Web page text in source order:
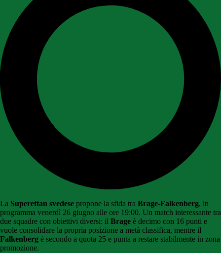
La Superettan svedese propone la sfida tra Brage-Falkenberg, in
programma venerdì 26 giugno alle ore 19:00. Un match interessante tra
due squadre con obiettivi diversi: il Brage è decimo con 16 punti e
vuole consolidare la propria posizione a metà classifica, mentre il
Falkenberg è secondo a quota 25 e punta a restare stabilmente in zona
promozione.